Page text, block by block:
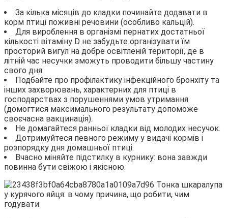
За кілька місяців до кладки починайте додавати в
корм птиці поживні речовини (особливо кальцій).
Для вироблення в організмі пернатих достатньої
кількості вітаміну D не забудьте організувати їм
просторий вигул на добре освітленій території, де в
літній час несучки зможуть проводити більшу частину
свого дня.
Подбайте про профілактику інфекційного бронхіту та
інших захворювань, характерних для птиці в
господарствах з порушеннями умов утримання
(домогтися максимального результату допоможе
своєчасна вакцинація).
Не домагайтеся ранньої кладки від молодих несучок.
Дотримуйтеся певного режиму у видачі кормів і
розпорядку дня домашньої птиці.
Вчасно міняйте підстилку в курнику: вона завжди
повинна бути свіжою і якісною.